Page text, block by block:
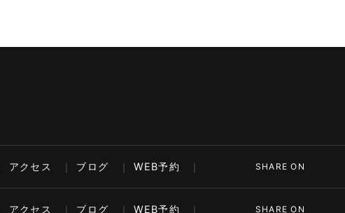
アクセス ブログ WEB予約 SHARE ON
アクセス ブログ WEB予約 SHARE ON